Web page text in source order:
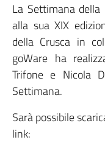
La Settimana
alla sua XIX
della Crusca in
goWare ha
Trifone e Nicola
Settimana.
Sarà possibile
link: